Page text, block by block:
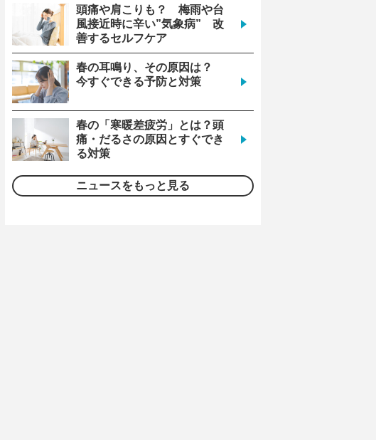
1006
頭痛や肩こりも？ 梅雨や台
風接近時に辛い”気象病” 改
善するセルフケア
春の耳鳴り、その原因は？
今すぐできる予防と対策
春の「寒暖差疲労」とは？頭
痛・だるさの原因とすぐでき
る対策
ニュースをもっと見る